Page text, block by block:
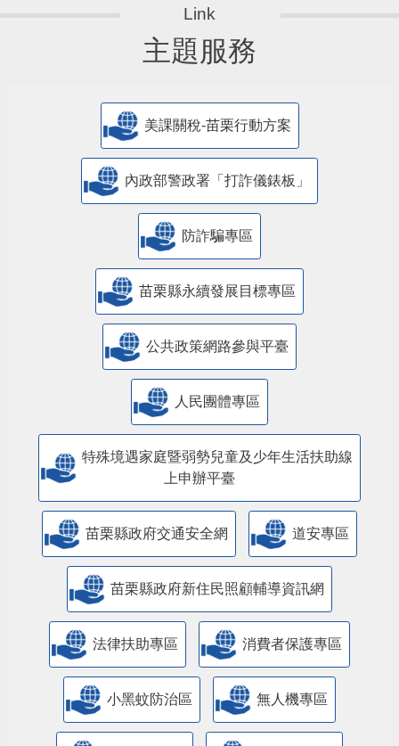
主題服務
美課關稅-苗栗行動方案
內政部警政署「打詐儀錶板」
防詐騙專區
苗栗縣永續發展目標專區
公共政策網路參與平臺
人民團體專區
特殊境遇家庭暨弱勢兒童及少年生活扶助線
上申辦平臺
苗栗縣政府交通安全網 道安專區
苗栗縣政府新住民照顧輔導資訊網
法律扶助專區 消費者保護專區
小黑蚊防治區 無人機專區